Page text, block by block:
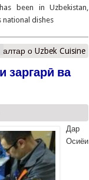
been in Uzbekistan,
national dishes
о Uzbek Cuisine
заргарӣ ва
Дар
Осиёи